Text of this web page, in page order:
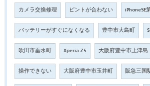
カメラ交換修理 ピントが合わない iPhoneSE
バッテリーがすぐになくなる 豊中市大島町
吹田市垂水町 Xperia Z5 大阪府豊中市上津島
操作できない 大阪府豊中市玉井町 阪急三国